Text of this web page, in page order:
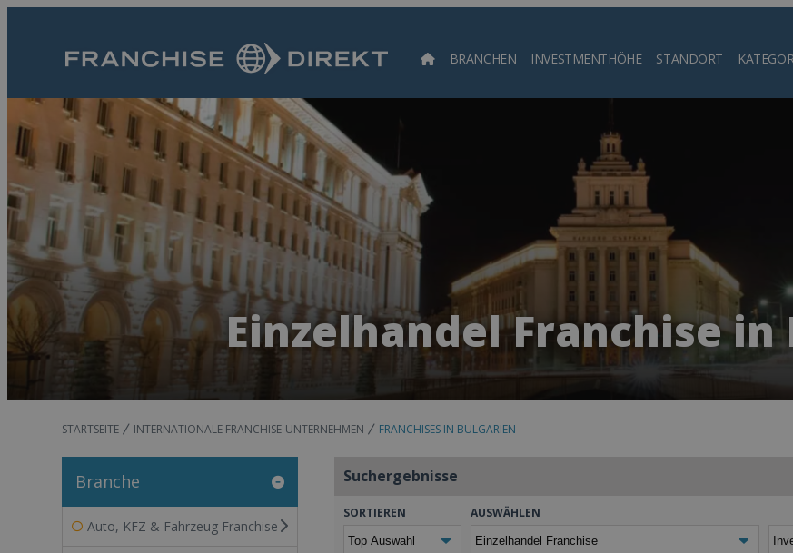
BRANCHEN INVESTMENTHÖHE STANDORT
Einzelhandel Franchise in
STARTSEITE INTERNATIONALE FRANCHISE-UNTERNEHMEN FRANCHISES IN BULGARIEN
Branche
Auto, KFZ & Fahrzeug Franchise
Suchergebnisse
SORTIEREN AUSWÄHLEN